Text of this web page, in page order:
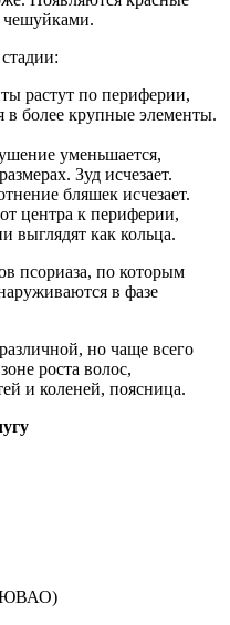
растут по периферии,
более крупные элементы.
уменьшается,
Зуд исчезает.
бляшек исчезает.
центра к периферии,
выглядят как кольца.
псориаза, по которым
в фазе
но чаще всего
роста волос,
и коленей, поясница.
ЮВАО)